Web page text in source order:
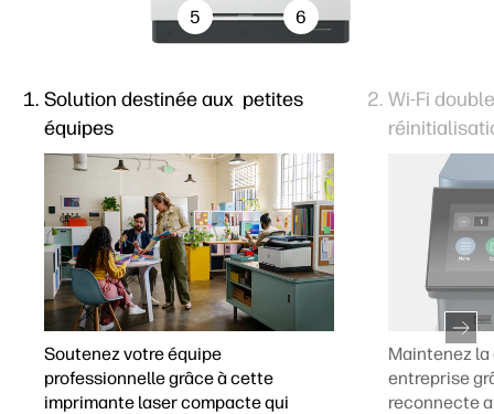
6
5
Solution destinée aux petites
équipes
Soutenez votre équipe
professionnelle grâce à cette
imprimante laser compacte qui
Wi-Fi
Maintenez
entreprise
reconnecte